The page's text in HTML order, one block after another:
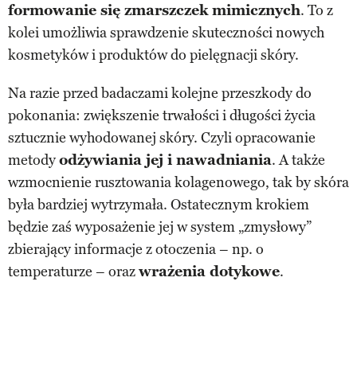
formowanie się zmarszczek mimicznych. To z
kolei umożliwia sprawdzenie skuteczności nowych
kosmetyków i produktów do pielęgnacji skóry.
Na razie przed badaczami kolejne przeszkody do
pokonania: zwiększenie trwałości i długości życia
sztucznie wyhodowanej skóry. Czyli opracowanie
metodyodżywiania jej i nawadniania. A także
wzmocnienie rusztowania kolagenowego, tak by skóra
była bardziej wytrzymała. Ostatecznym krokiem
będzie zaś wyposażenie jej w system „zmysłowy”
zbierający informacje z otoczenia – np. o
temperaturze – orazwrażenia dotykowe.